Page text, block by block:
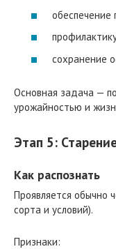
обеспечение
сохранение
Основная задача —
урожайностью и
Этап 5:
Как распознать
Проявляется обычно
сорта и условий).
Признаки: